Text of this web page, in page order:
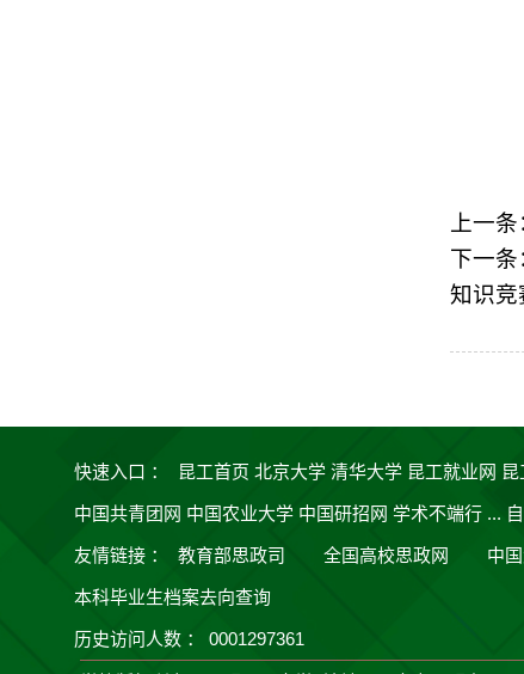
上一条
下一条
知识竞
快速入口 ： 昆工首页 北京大学 清华大学 昆工就业网
中国共青团网 中国农业大学 中国研招网 学术不端行 ...
友情链接 ： 教育部思政司 全国高校思政网 中
本科毕业生档案去向查询
历史访问人数 ： 0001297361